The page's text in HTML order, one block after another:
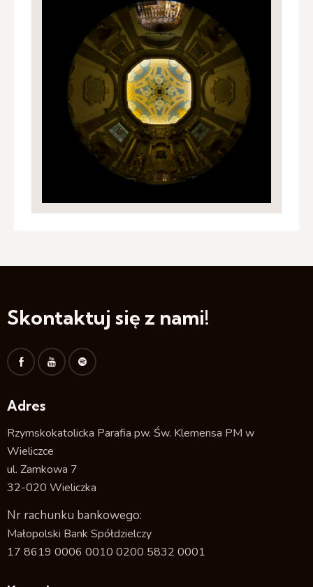
Skontaktuj się z nami!
Adres
Rzymskokatolicka Parafia pw. Św. Klemensa PM w
Wieliczce
ul. Zamkowa 7
32-020 Wieliczka
Nr rachunku bankowego:
Małopolski Bank Spółdzielczy
17 8619 0006 0010 0200 5832 0001